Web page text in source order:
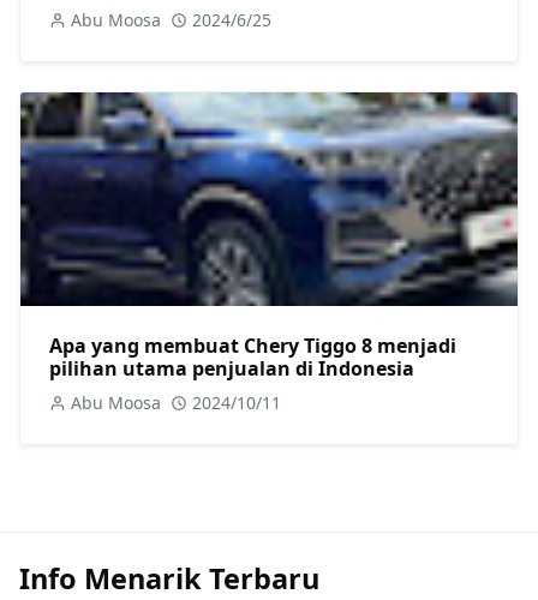
Abu Moosa 2024/6/25
Apa yang membuat Chery Tiggo 8 menjadi
pilihan utama penjualan di Indonesia
Abu Moosa 2024/10/11
Info Menarik Terbaru